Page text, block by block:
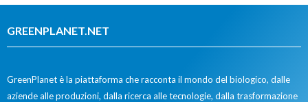
GREENPLANET.NET
GreenPlanet è la piattaforma che racconta il mondo del biologico, dalle
aziende alle produzioni, dalla ricerca alle tecnologie, dalla trasformazione